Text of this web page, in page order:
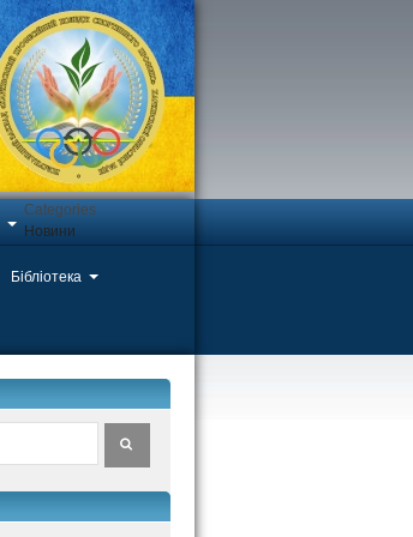
Бібліотека
Categories
Новини